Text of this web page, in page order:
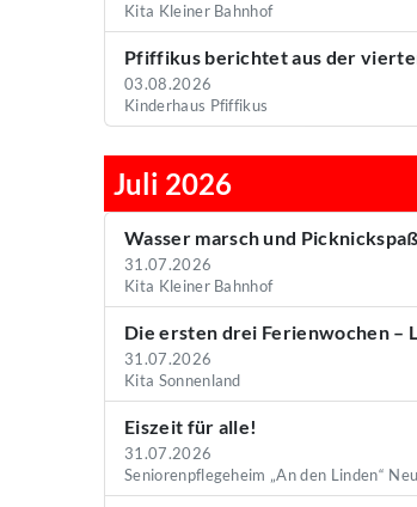
Kita Kleiner Bahnhof
Pfiffikus berichtet aus der
03.08.2026
Kinderhaus Pfiffikus
Juli 2026
Wasser marsch und Picknickspaß
31.07.2026
Kita Kleiner Bahnhof
Die ersten drei Ferienwochen –
31.07.2026
Kita Sonnenland
Eiszeit für alle!
31.07.2026
Seniorenpflegeheim „An den Linden“